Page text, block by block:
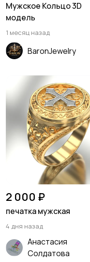
Мужское Кольцо 3D
модель
1 месяц назад
BaronJewelry
2 000 ₽
печатка мужская
4 дня назад
Анастасия
Солдатова